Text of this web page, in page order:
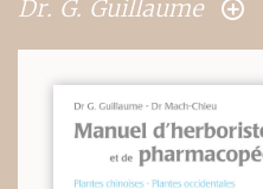
Dr. G. Guillaume